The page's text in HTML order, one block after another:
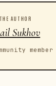
AUTHOR
Sukhov
member